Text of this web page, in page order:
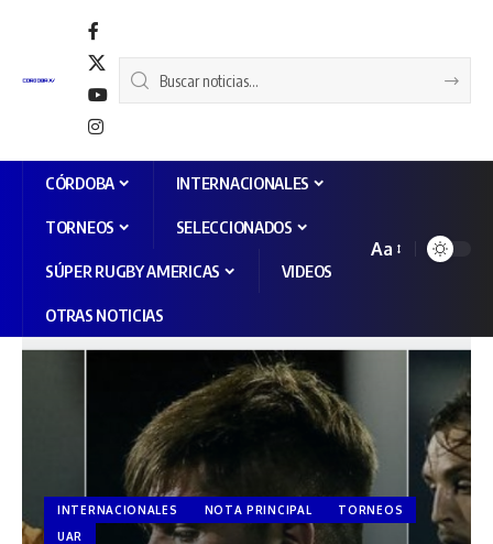
CÓRDOBA INTERNACIONALES
TORNEOS SELECCIONADOS
SÚPER RUGBY AMERICAS VIDEOS
OTRAS NOTICIAS
Aa
INTERNACIONALES NOTA PRINCIPAL
TORNEOS
UAR